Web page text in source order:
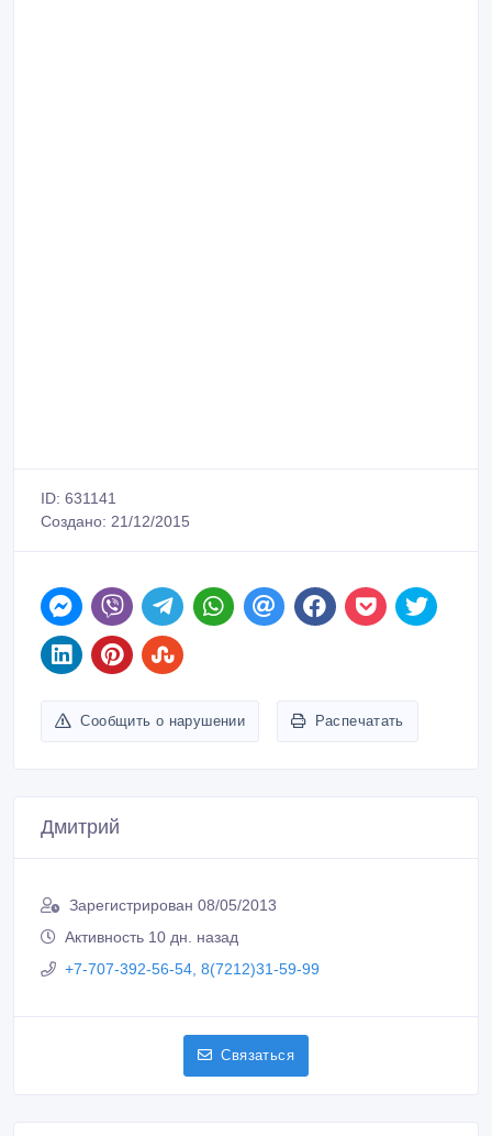
ID: 631141
Создано: 21/12/2015
Сообщить о нарушении Распечатать
Дмитрий
Зарегистрирован 08/05/2013
Активность 10 дн. назад
+7-707-392-56-54, 8(7212)31-59-99
Связаться